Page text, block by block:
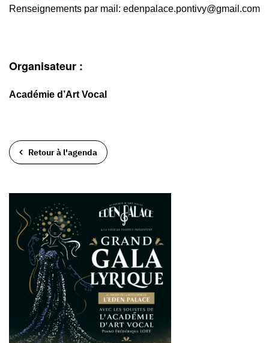
Renseignements par mail: edenpalace.pontivy@gmail.com
Organisateur :
Académie d’Art Vocal
Retour à l'agenda